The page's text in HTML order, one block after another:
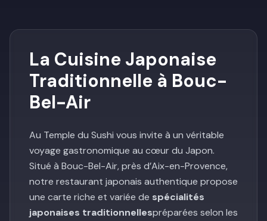
La Cuisine Japonaise
Traditionnelle à Bouc-
Bel-Air
Au Temple du Sushi vous invite à un véritable
voyage gastronomique au cœur du Japon.
Situé à Bouc-Bel-Air, près d’Aix-en-Provence,
notre restaurant japonais authentique propose
une carte riche et variée de spécialités
japonaises traditionnellespréparées selon les